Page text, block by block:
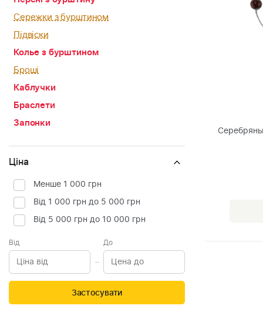
Сережки з бурштином
Підвіски
Колье з бурштином
Броші
Каблучки
Браслети
Запонки
Ціна
Менше 1 000 грн
Від 1 000 грн до 5 000 грн
Від 5 000 грн до 10 000 грн
Від До
Застосувати